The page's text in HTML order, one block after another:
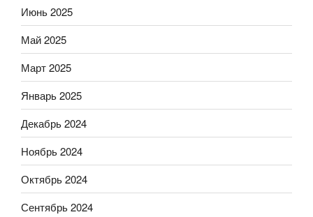
Июнь 2025
Май 2025
Март 2025
Январь 2025
Декабрь 2024
Ноябрь 2024
Октябрь 2024
Сентябрь 2024